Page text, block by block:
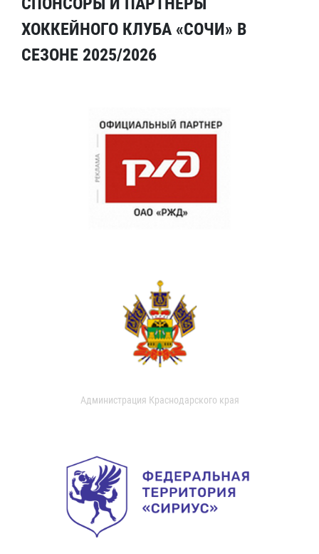
ХОККЕЙНОГО КЛУБА «СОЧИ» В
СЕЗОНЕ 2025/2026
Администрация Краснодарского края